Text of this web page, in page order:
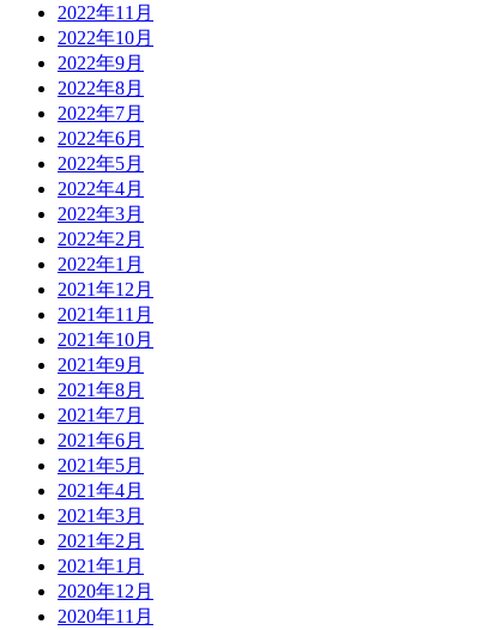
2022年11月
2022年10月
2022年9月
2022年8月
2022年7月
2022年6月
2022年5月
2022年4月
2022年3月
2022年2月
2022年1月
2021年12月
2021年11月
2021年10月
2021年9月
2021年8月
2021年7月
2021年6月
2021年5月
2021年4月
2021年3月
2021年2月
2021年1月
2020年12月
2020年11月